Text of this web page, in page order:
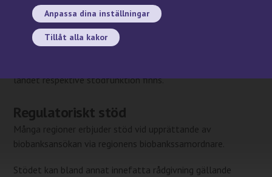
Anpassa dina inställningar
Tillåt alla kakor
Tjänstekarta
På flera platser runtom i Sverige erbjuds operativt och
regulatoriskt stöd inom biobankning för dig som forskar. I
landet respektive stödfunktion finns.
Regulatoriskt stöd
Många regioner erbjuder stöd vid upprättande av
biobanksansökan via regionens biobankssamordnare.
Stödet kan bland annat innefatta rådgivning gällande